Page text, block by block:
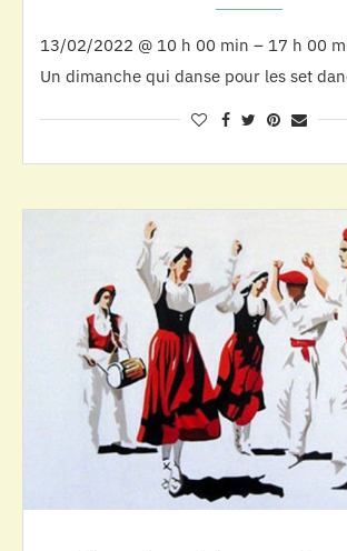
13/02/2022 @ 10 h 00 min – 17 h 00
Un dimanche qui danse pour les set